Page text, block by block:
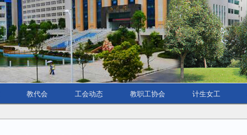
教代会 工会动态 教职工协会 计生女工